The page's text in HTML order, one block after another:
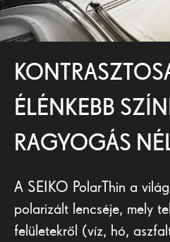
ÉLÉNKEBB
RAGYOGÁS
A SEIKO PolarThin a
polarizált lencséje, mely
felületekről (víz, hó,